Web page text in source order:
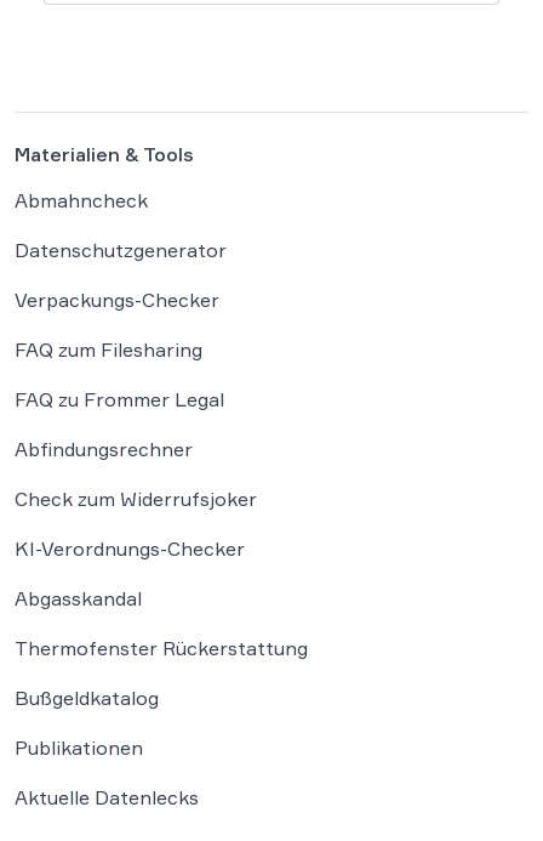
knackigen Einschätzungen zu Daten- und
Materialien & Tools
Abmahncheck
Datenschutzgenerator
Verpackungs-Checker
FAQ zum Filesharing
FAQ zu Frommer Legal
Abfindungsrechner
Check zum Widerrufsjoker
KI-Verordnungs-Checker
Abgasskandal
Thermofenster Rückerstattung
Bußgeldkatalog
Publikationen
Aktuelle Datenlecks